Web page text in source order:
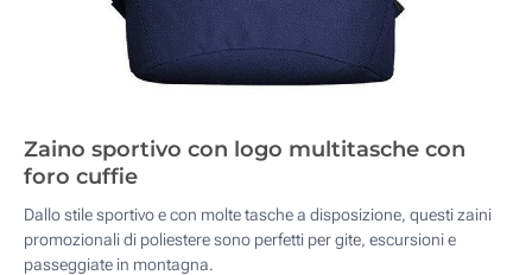
Zaino sportivo con logo multitasche con
foro cuffie
Dallo stile sportivo e con molte tasche a disposizione, questi zaini
promozionali di poliestere sono perfetti per gite, escursioni e
passeggiate in montagna.